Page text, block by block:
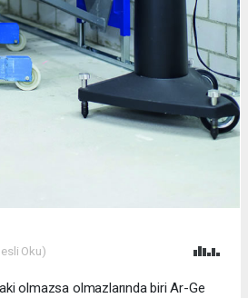
Oku)
olmazsa olmazlarında biri Ar-Ge